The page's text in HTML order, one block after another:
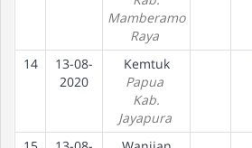
Mamberamo
Raya
14
13-08-
2020
Kemtuk
Papua
Kab.
Jayapura